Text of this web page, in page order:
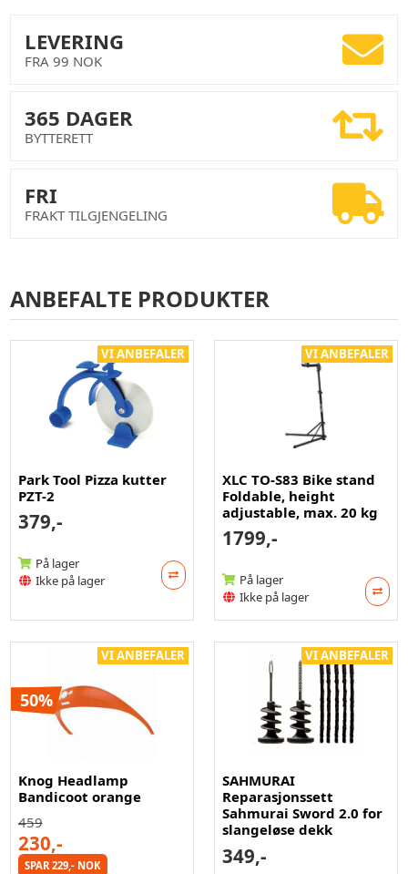
LEVERING
FRA 99 NOK
365 DAGER
BYTTERETT
FRI
FRAKT TILGJENGELING
ANBEFALTE PRODUKTER
VI ANBEFALER
Park Tool Pizza kutter
PZT-2
379,-
På lager
Ikke på lager
VI ANBEFALER
XLC TO-S83 Bike stand
Foldable, height
adjustable, max. 20 kg
1799,-
På lager
Ikke på lager
VI ANBEFALER
50%
Knog Headlamp
Bandicoot orange
459
230,-
SPAR 229,- NOK
VI ANBEFALER
SAHMURAI
Reparasjonssett
Sahmurai Sword 2.0 for
slangeløse dekk
349,-